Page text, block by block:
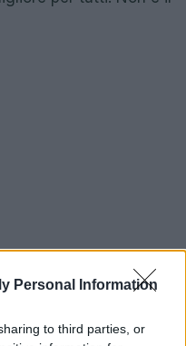
Personal Information
to third parties, or